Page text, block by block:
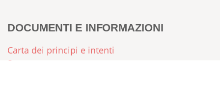
DOCUMENTI E INFORMAZIONI
Carta dei principi e intenti
Statuto